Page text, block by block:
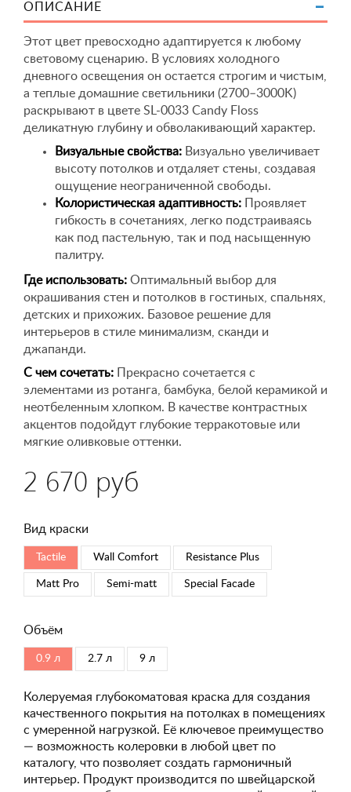
ОПИСАНИЕ
Этот цвет превосходно адаптируется к любому
световому сценарию. В условиях холодного
дневного освещения он остается строгим и чистым,
а теплые домашние светильники (2700–3000K)
раскрывают в цвете SL-0033 Candy Floss
деликатную глубину и обволакивающий характер.
Визуальные свойства: Визуально увеличивает
высоту потолков и отдаляет стены, создавая
ощущение неограниченной свободы.
Колористическая адаптивность: Проявляет
гибкость в сочетаниях, легко подстраиваясь
как под пастельную, так и под насыщенную
палитру.
Где использовать: Оптимальный выбор для
окрашивания стен и потолков в гостиных, спальнях,
детских и прихожих. Базовое решение для
интерьеров в стиле минимализм, сканди и
джапанди.
С чем сочетать: Прекрасно сочетается с
элементами из ротанга, бамбука, белой керамикой и
неотбеленным хлопком. В качестве контрастных
акцентов подойдут глубокие терракотовые или
мягкие оливковые оттенки.
2 670 руб
Вид краски
Tactile Wall Comfort Resistance Plus
Matt Pro Semi-matt Special Faсade
Объём
0.9 л 2.7 л 9 л
Колеруемая глубокоматовая краска для создания
качественного покрытия на потолках в помещениях
с умеренной нагрузкой. Её ключевое преимущество
— возможность колеровки в любой цвет по
каталогу, что позволяет создать гармоничный
интерьер. Продукт производится по швейцарской